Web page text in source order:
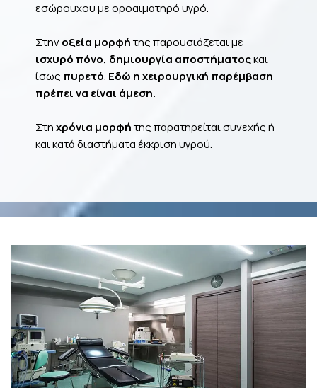
εσώρουχου με οροαιματηρό υγρό.
Στηνοξεία μορφήτης παρουσιάζεται με
ισχυρό πόνο, δημιουργία αποστήματοςκαι
ίσως πυρετό. Εδώ η χειρουργική παρέμβαση
πρέπει να είναι άμεση.
Στηχρόνια μορφήτης παρατηρείται συνεχής ή
και κατά διαστήματα έκκριση υγρού.